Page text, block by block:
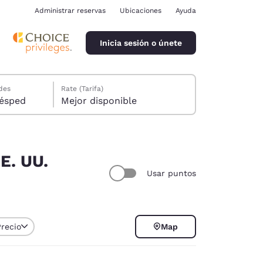
Administrar reservas Ubicaciones Ayuda
Inicia sesión o únete
1 huésped
Rate (Tarifa)
Mejor disponible
UU.
Usar puntos
Map